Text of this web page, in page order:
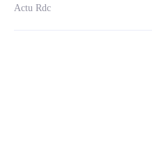
Actu Rdc